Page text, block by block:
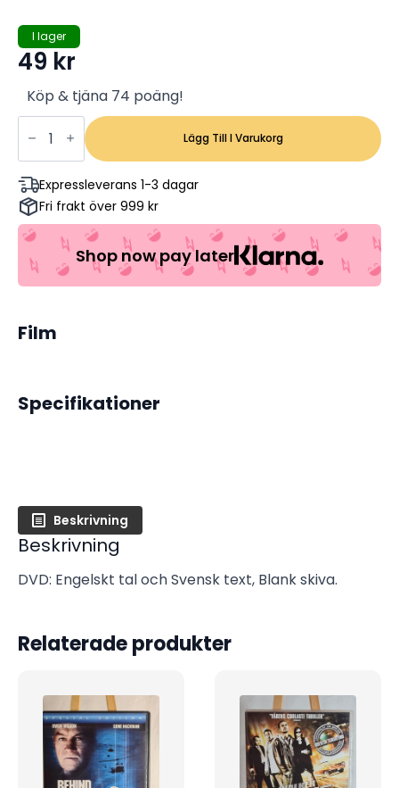
I lager
49 kr
Köp & tjäna 74 poäng!
Playing
God
David
Duchovny,
Angelina
Jolie
(Begagnad)
mängd
Lägg Till I Varukorg
Expressleverans 1-3 dagar
Fri frakt över 999 kr
Shop now pay later
Film
Specifikationer
Beskrivning
Beskrivning
DVD: Engelskt tal och Svensk text, Blank skiva.
Relaterade produkter